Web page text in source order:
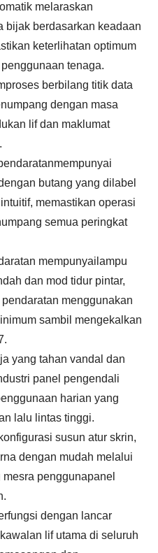
melaraskan
bijak berdasarkan keadaan
keterlihatan optimum
tenaga.
berbilang titik data
dengan masa
lif dan maklumat
mempunyai
butang yang dilabel
memastikan operasi
semua peringkat
mempunyai lampu
dan mod tidur pintar,
menggunakan
sambil mengekalkan
yang tahan vandal dan
panel pengendali
harian yang
lalu lintas tinggi.
susun atur skrin,
dengan mudah melalui
penggunapanel
.
dengan lancar
lif utama di seluruh